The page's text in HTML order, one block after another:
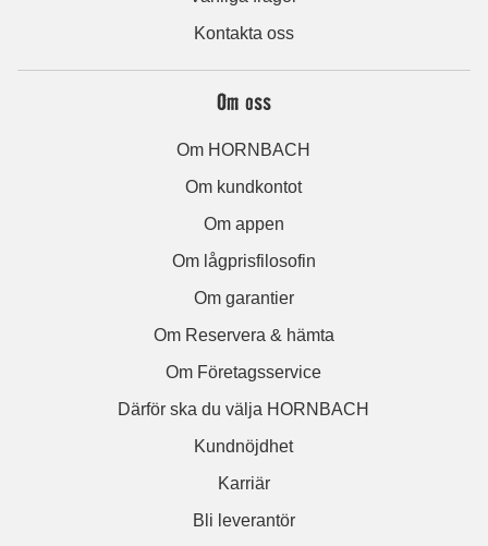
Kontakta oss
Om oss
Om HORNBACH
Om kundkontot
Om appen
Om lågprisfilosofin
Om garantier
Om Reservera & hämta
Om Företagsservice
Därför ska du välja HORNBACH
Kundnöjdhet
Karriär
Bli leverantör